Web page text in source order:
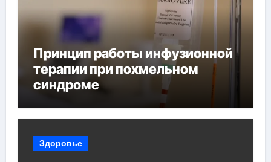
Принцип работы инфузионной
терапии при похмельном
синдроме
Здоровье